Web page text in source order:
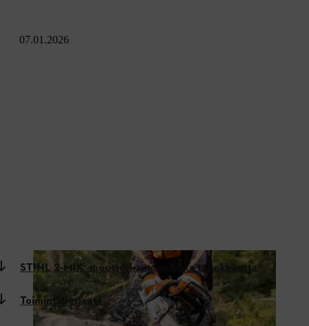
07.01.2026
STIHL 2-MIX -moottori: uudenlaista tehokkuutta
Toimintaperiaate